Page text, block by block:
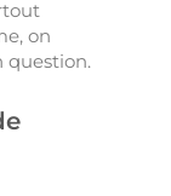
on
question.